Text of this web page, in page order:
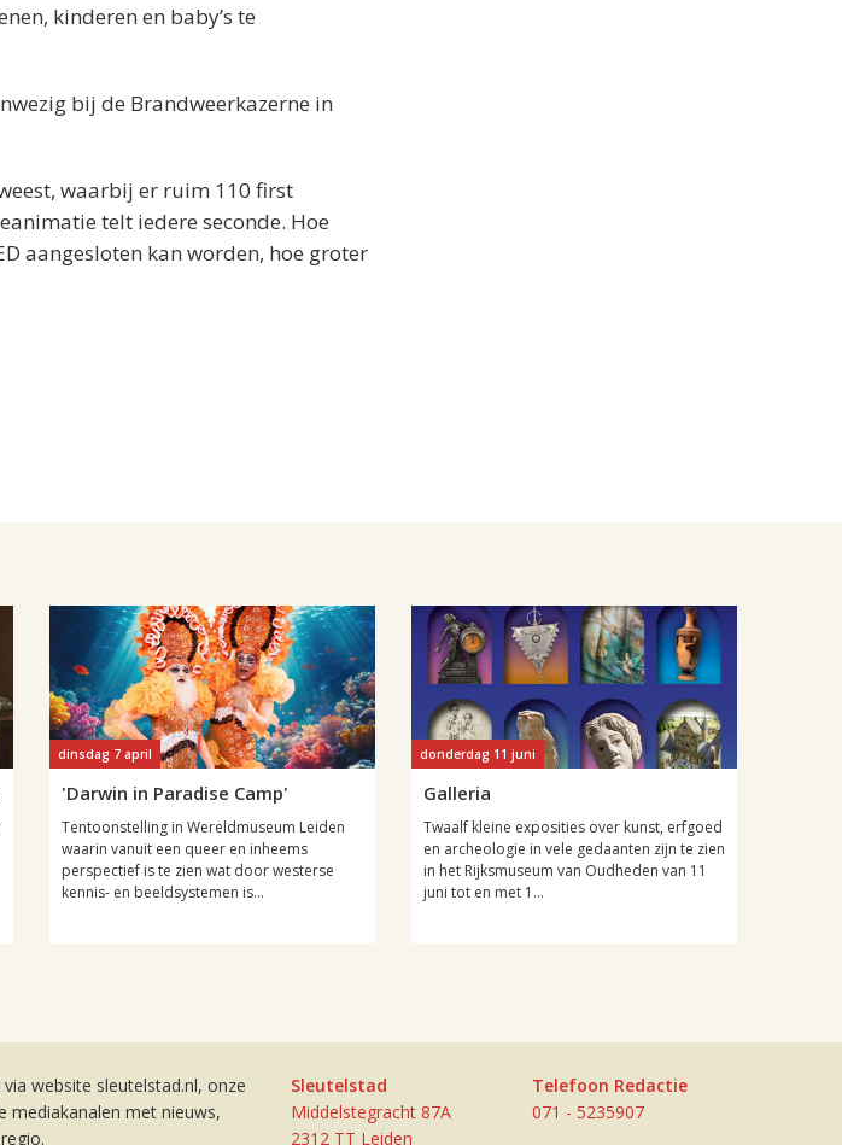
kinderen en baby’s te
bij de Brandweerkazerne in
waarbij er ruim 110 first
telt iedere seconde. Hoe
aangesloten kan worden, hoe groter
dinsdag 7 april
'Darwin in Paradise Camp'
Tentoonstelling in Wereldmuseum Leiden
waarin vanuit een queer en inheems
perspectief is te zien wat door westerse
kennis- en beeldsystemen is...
donderdag 11 juni
Galleria
Twaalf kleine exposities over kunst, erfgoed
en archeologie in vele gedaanten zijn te zien
in het Rijksmuseum van Oudheden van 11
juni tot en met 1...
website sleutelstad.nl, onze
mediakanalen met nieuws,
Sleutelstad
Middelstegracht 87A
2312 TT Leiden
Telefoon Redactie
071 - 5235907